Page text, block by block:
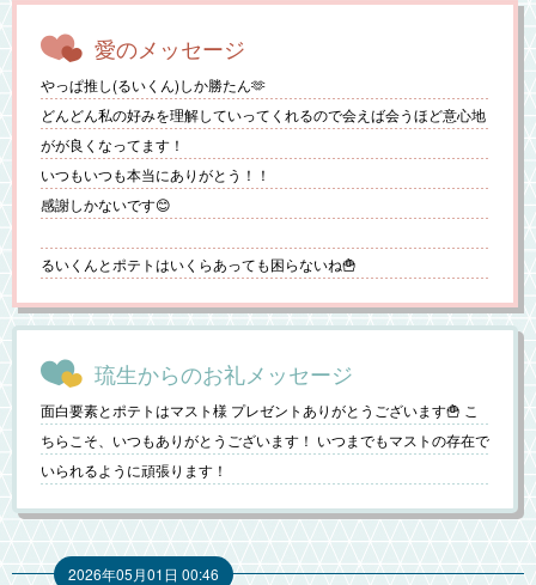
愛のメッセージ
やっぱ推し(るいくん)しか勝たん🫶
どんどん私の好みを理解していってくれるので会えば会うほど意心地
がが良くなってます！
いつもいつも本当にありがとう！！
感謝しかないです😊
るいくんとポテトはいくらあっても困らないね🍟
琉生からのお礼メッセージ
面白要素とポテトはマスト様 プレゼントありがとうございます🍟 こ
ちらこそ、いつもありがとうございます！ いつまでもマストの存在で
いられるように頑張ります！
2026年05月01日 00:46